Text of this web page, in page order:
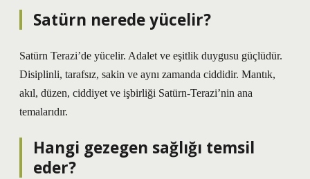
Satürn nerede yücelir?
Satürn Terazi’de yücelir. Adalet ve eşitlik duygusu güçlüdür.
Disiplinli, tarafsız, sakin ve aynı zamanda ciddidir. Mantık,
akıl, düzen, ciddiyet ve işbirliği Satürn-Terazi’nin ana
temalarıdır.
Hangi gezegen sağlığı temsil
eder?